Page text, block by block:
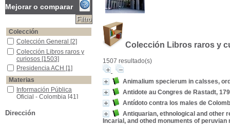
Colección Libros raros y
1507 resultado(s)
Animalium specierum in calsses,
Antidote au Congres de Rastadt,
Antídoto contra los males de
Antiquarian, ethnological and other
Incarial, and othed monuments of peruvian
Mejorar o comparar
Colección
Colección General
Colección General [2]
Colección Libros raros y curiosos
Colección Libros raros y
curiosos [1503]
Presidencia ACH
Presidencia ACH [1]
Materias
Información Pública Oficial - Colombia
Información Pública
Oficial - Colombia [41]
Colombia--Política y gobierno--Siglo XIX
gobierno--Siglo XIX
Dirección